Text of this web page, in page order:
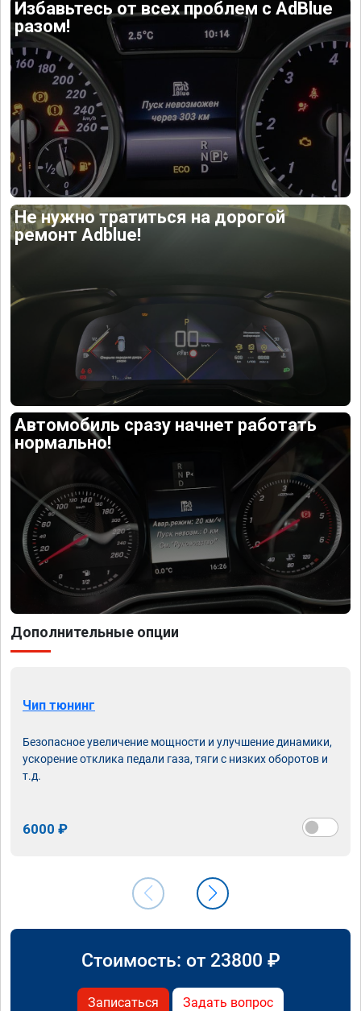
Избавьтесь от всех проблем с AdBlue
разом!
Не нужно тратиться на дорогой
ремонт Adblue!
Автомобиль сразу начнет работать
нормально!
Дополнительные опции
Чип тюнинг
Безопасное увеличение мощности и улучшение динамики,
ускорение отклика педали газа, тяги с низких оборотов и
т.д.
6000 ₽
Стоимость: от 23800 ₽
Записаться Задать вопрос